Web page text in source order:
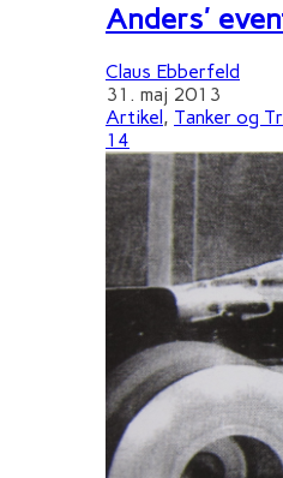
Anders'
Claus Ebberfeld
31. maj 2013
Artikel , Tanker og
14